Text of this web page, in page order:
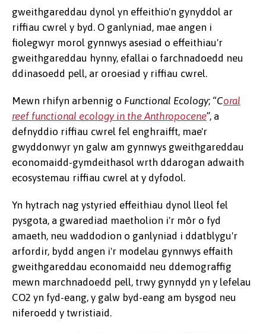
gweithgareddau dynol yn effeithio'n gynyddol ar
riffiau cwrel y byd. O ganlyniad, mae angen i
fiolegwyr morol gynnwys asesiad o effeithiau'r
gweithgareddau hynny, efallai o farchnadoedd neu
ddinasoedd pell, ar oroesiad y riffiau cwrel.
Mewn rhifyn arbennig o Functional Ecology; “Coral
reef functional ecology in the Anthropocene”, a
defnyddio riffiau cwrel fel enghraifft, mae'r
gwyddonwyr yn galw am gynnwys gweithgareddau
economaidd-gymdeithasol wrth ddarogan adwaith
ecosystemau riffiau cwrel at y dyfodol.
Yn hytrach nag ystyried effeithiau dynol lleol fel
pysgota, a gwarediad maetholion i'r môr o fyd
amaeth, neu waddodion o ganlyniad i ddatblygu'r
arfordir, bydd angen i'r modelau gynnwys effaith
gweithgareddau economaidd neu ddemograffig
mewn marchnadoedd pell, trwy gynnydd yn y lefelau
CO2 yn fyd-eang, y galw byd-eang am bysgod neu
niferoedd y twristiaid.